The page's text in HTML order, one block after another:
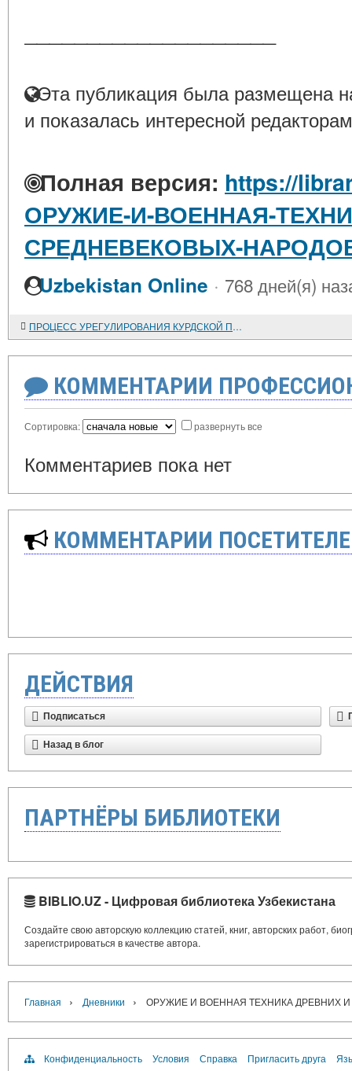
Эта публикация была размещена
и показалась интересной
Полная версия: https://
ОРУЖИЕ-И-ВОЕННАЯ-
СРЕДНЕВЕКОВЫХ-
Uzbekistan Online · 768 дней(я)
ПРОЦЕСС УРЕГУЛИРОВАНИЯ КУРДСКОЙ ПРОБЛЕМЫ В ИРАКЕ И ЕГО ВЛИЯНИЕ НА КУРДСКИЕ АНКЛАВЫ ТУРЦИИ, ИРАНА И СИРИИ
КОММЕНТАРИИ
Сортировка: развернуть все
Комментариев пока нет
КОММЕНТАРИИ
ДЕЙСТВИЯ
Подписаться
Назад в блог
ПАРТНЁРЫ БИБЛИОТЕКИ
BIBLIO.UZ - Цифровая библиотека Узбекистана
Создайте свою авторскую коллекцию статей, книг, авторских работ,
зарегистрироваться в качестве автора.
Главная › Дневники › ОРУЖИЕ И ВОЕННАЯ ТЕХНИКА ДРЕВНИХ
Конфиденциальность Условия Справка Пригласить друга